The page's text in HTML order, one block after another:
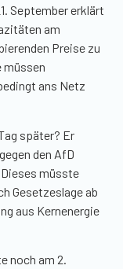
September erklärt
am
Preise zu
müssen
ans Netz
später? Er
den AfD
müsste
Gesetzeslage ab
aus Kernenergie
noch am 2.